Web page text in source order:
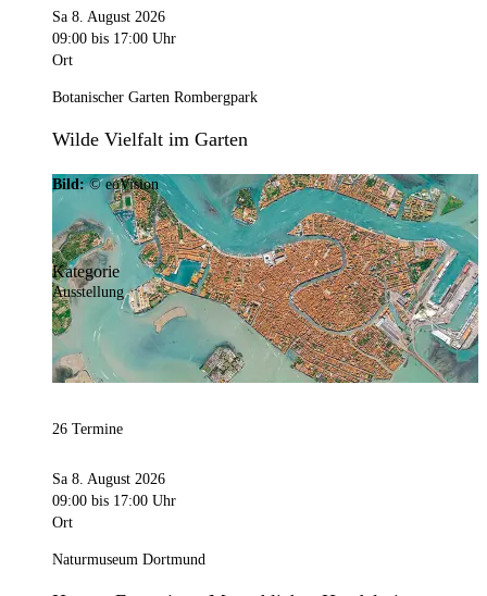
Sa 8. August 2026
09:00 bis 17:00 Uhr
Ort
Botanischer Garten Rombergpark
Wilde Vielfalt im Garten
Bild:© eoVision
Kategorie
Ausstellung
26 Termine
Sa 8. August 2026
09:00 bis 17:00 Uhr
Ort
Naturmuseum Dortmund